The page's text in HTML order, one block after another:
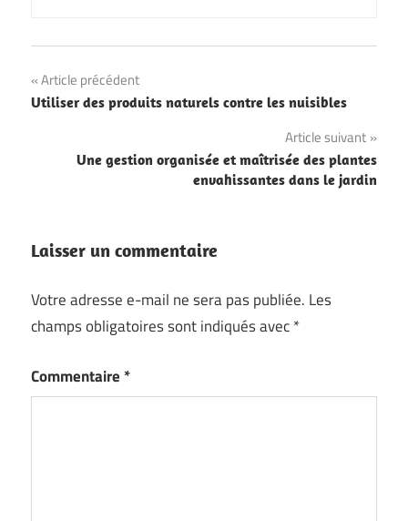
Navigation
de
l’article
Article précédent
Utiliser des produits naturels contre les nuisibles
Article suivant
Une gestion organisée et maîtrisée des plantes
envahissantes dans le jardin
Laisser un commentaire
Votre adresse e-mail ne sera pas publiée. Les
champs obligatoires sont indiqués avec*
Commentaire *